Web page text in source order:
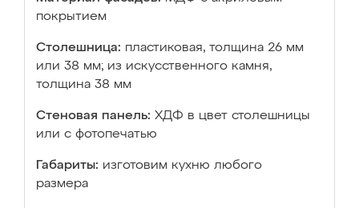
покрытием
Столешница: пластиковая, толщина 26 мм
или 38 мм; из искусственного камня,
толщина 38 мм
Стеновая панель: ХДФ в цвет столешницы
или с фотопечатью
Габариты: изготовим кухню любого
размера